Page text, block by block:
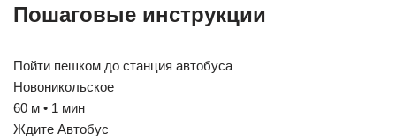
Пошаговые инструкции
Пойти пешком до станция автобуса
Новоникольское
60 м • 1 мин
Ждите Автобус